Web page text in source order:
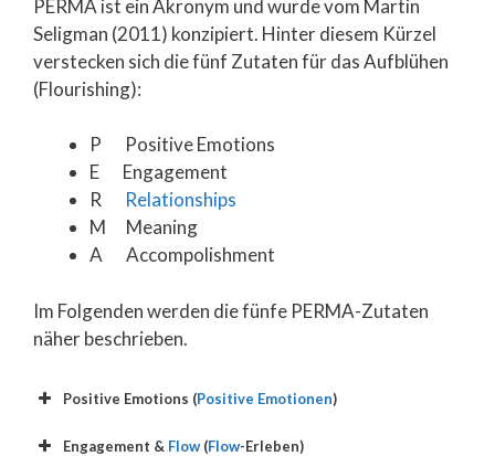
PERMA ist ein Akronym und wurde vom Martin
Seligman (2011) konzipiert. Hinter diesem Kürzel
verstecken sich die fünf Zutaten für das Aufblühen
(Flourishing):
P Positive Emotions
E Engagement
R Relationships
M Meaning
A Accompolishment
Im Folgenden werden die fünfe PERMA-Zutaten
näher beschrieben.
Positive Emotions (Positive Emotionen)
Engagement & Flow (Flow-Erleben)